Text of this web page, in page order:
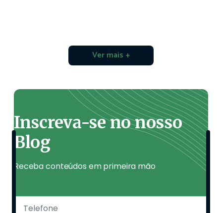
Ver mais +
Inscreva-se no nosso
Blog
Receba conteúdos em primeira mão